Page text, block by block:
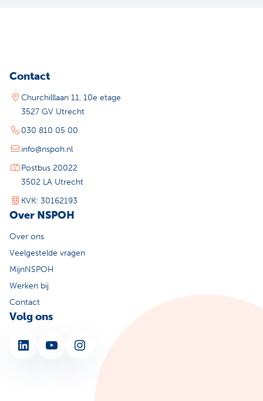
Contact
Churchilllaan 11, 10e etage
3527 GV Utrecht
030 810 05 00
info@nspoh.nl
Postbus 20022
3502 LA Utrecht
KVK: 30162193
Over NSPOH
Over ons
Veelgestelde vragen
MijnNSPOH
Werken bij
Contact
Volg ons
LinkedIn YouTube Instagram